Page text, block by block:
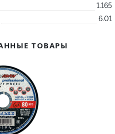
1.165
6.01
ТОВАРЫ